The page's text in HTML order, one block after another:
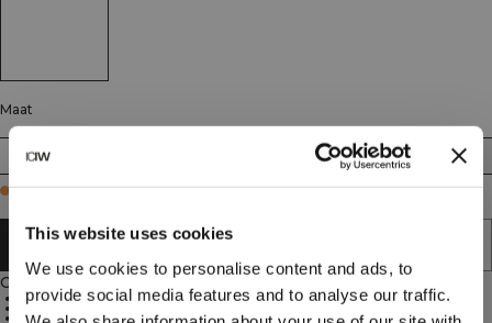
This website uses cookies
We use cookies to personalise content and ads, to
provide social media features and to analyse our traffic.
Maat
XS XL XXL
Few in stock
AAN WINKELWAGENTJE TOEVOEGEN
Omschrijving
60% katoen, 35% polyester, 5% elastaan
ICIW-logo op de voorkant
Open steekzakken aan de voorkant